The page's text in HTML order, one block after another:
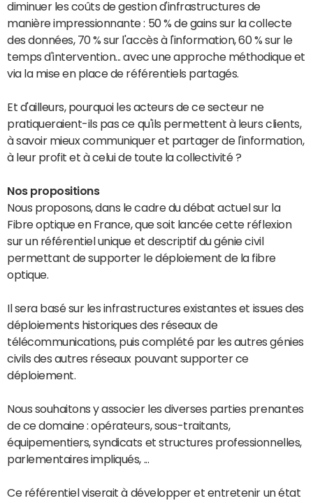
diminuer les coûts de gestion d'infrastructures de
manière impressionnante : 50 % de gains sur la collecte
des données, 70 % sur l'accès à l'information, 60 % sur le
temps d'intervention... avec une approche méthodique et
via la mise en place de référentiels partagés.
Et d'ailleurs, pourquoi les acteurs de ce secteur ne
pratiqueraient-ils pas ce qu'ils permettent à leurs clients,
à savoir mieux communiquer et partager de l'information,
à leur profit et à celui de toute la collectivité ?
Nos propositions
Nous proposons, dans le cadre du débat actuel sur la
Fibre optique en France, que soit lancée cette réflexion
sur un référentiel unique et descriptif du génie civil
permettant de supporter le déploiement de la fibre
optique.
Il sera basé sur les infrastructures existantes et issues des
déploiements historiques des réseaux de
télécommunications, puis complété par les autres génies
civils des autres réseaux pouvant supporter ce
déploiement.
Nous souhaitons y associer les diverses parties prenantes
de ce domaine : opérateurs, sous-traitants,
équipementiers, syndicats et structures professionnelles,
parlementaires impliqués, ...
Ce référentiel viserait à développer et entretenir un état